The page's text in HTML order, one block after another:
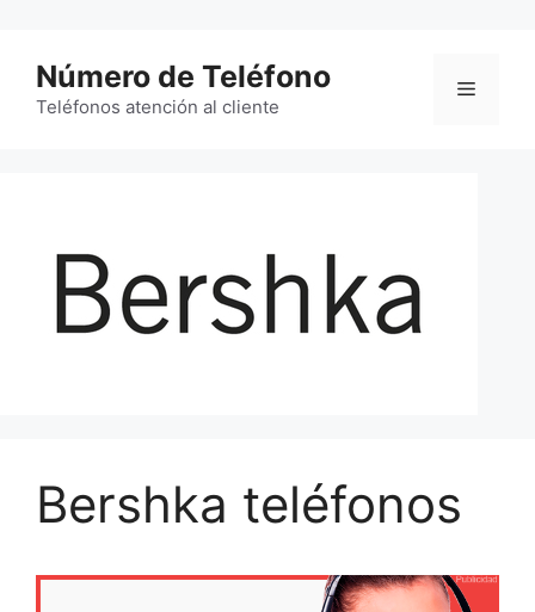
contenido
Número de Teléfono
Teléfonos atención al cliente
Menú
Bershka teléfonos